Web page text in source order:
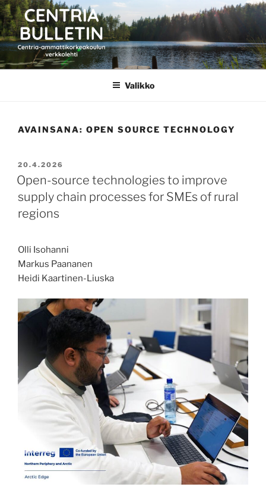
Siirry
sisältöön
CENTRIA BULLETIN
Valikko
AVAINSANA: OPEN SOURCE TECHNOLOGY
JULKAISTU
20.4.2026
Open-source technologies to improve
supply chain processes for SMEs of rural
regions
Olli Isohanni
Markus Paananen
Heidi Kaartinen-Liuska